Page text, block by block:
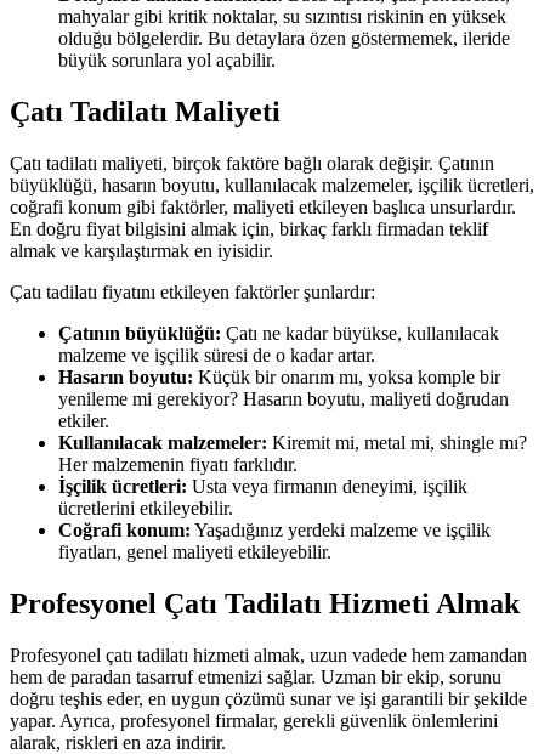
mahyalar gibi kritik noktalar, su sızıntısı riskinin en yüksek
olduğu bölgelerdir. Bu detaylara özen göstermemek, ileride
büyük sorunlara yol açabilir.
Çatı Tadilatı Maliyeti
Çatı tadilatı maliyeti, birçok faktöre bağlı olarak değişir. Çatının
büyüklüğü, hasarın boyutu, kullanılacak malzemeler, işçilik ücretleri,
coğrafi konum gibi faktörler, maliyeti etkileyen başlıca unsurlardır.
En doğru fiyat bilgisini almak için, birkaç farklı firmadan teklif
almak ve karşılaştırmak en iyisidir.
Çatı tadilatı fiyatını etkileyen faktörler şunlardır:
Çatının büyüklüğü: Çatı ne kadar büyükse, kullanılacak
malzeme ve işçilik süresi de o kadar artar.
Hasarın boyutu: Küçük bir onarım mı, yoksa komple bir
yenileme mi gerekiyor? Hasarın boyutu, maliyeti doğrudan
etkiler.
Kullanılacak malzemeler: Kiremit mi, metal mi, shingle mı?
Her malzemenin fiyatı farklıdır.
İşçilik ücretleri: Usta veya firmanın deneyimi, işçilik
ücretlerini etkileyebilir.
Coğrafi konum: Yaşadığınız yerdeki malzeme ve işçilik
fiyatları, genel maliyeti etkileyebilir.
Profesyonel Çatı Tadilatı Hizmeti Almak
Profesyonel çatı tadilatı hizmeti almak, uzun vadede hem zamandan
hem de paradan tasarruf etmenizi sağlar. Uzman bir ekip, sorunu
doğru teşhis eder, en uygun çözümü sunar ve işi garantili bir şekilde
yapar. Ayrıca, profesyonel firmalar, gerekli güvenlik önlemlerini
alarak, riskleri en aza indirir.